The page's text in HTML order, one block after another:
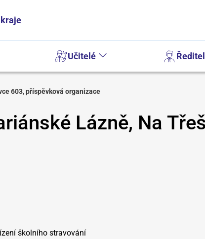
Učitelé
603, příspěvková organizace
Lázně, Na
školního stravování